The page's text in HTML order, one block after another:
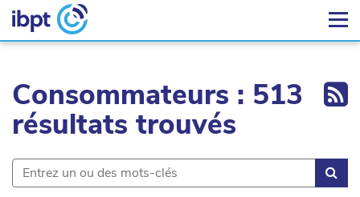
Consommateurs : 513
résultats trouvés